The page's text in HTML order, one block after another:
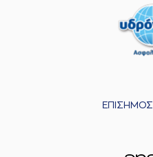
ΕΠΙΣΗΜΟΣ